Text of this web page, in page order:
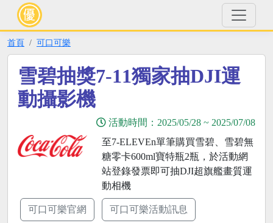
首頁 可口可樂
雪碧抽獎7-11獨家抽DJI運
動攝影機
活動時間： 2025/05/28 ~ 2025/07/08
至7-ELEVEn單筆購買雪碧、雪碧無
糖零卡600ml寶特瓶2瓶，於活動網
站登錄發票即可抽DJI超旗艦畫質運
動相機
可口可樂官網 可口可樂活動訊息